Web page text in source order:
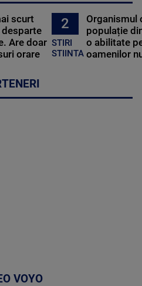
scurt
desparte
Are doar
orare
2
STIRI
STIINTA
Organismul
populație
o abilitate
oamenilor
VOYO